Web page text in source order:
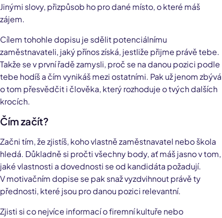
Jinými slovy, přizpůsob ho pro dané místo, o které máš
zájem.
Cílem tohohle dopisu je sdělit potenciálnímu
zaměstnavateli, jaký přínos získá, jestliže přijme právě tebe.
Takže se v první řadě zamysli, proč se na danou pozici podle
tebe hodíš a čím vynikáš mezi ostatními. Pak už jenom zbývá
o tom přesvědčit i člověka, který rozhoduje o tvých dalších
krocích.
Čím začít?
Začni tím, že zjistíš, koho vlastně zaměstnavatel nebo škola
hledá. Důkladně si pročti všechny body, ať máš jasno v tom,
jaké vlastnosti a dovednosti se od kandidáta požadují.
V motivačním dopise se pak snaž vyzdvihnout právě ty
přednosti, které jsou pro danou pozici relevantní.
Zjisti si co nejvíce informací o firemní kultuře nebo